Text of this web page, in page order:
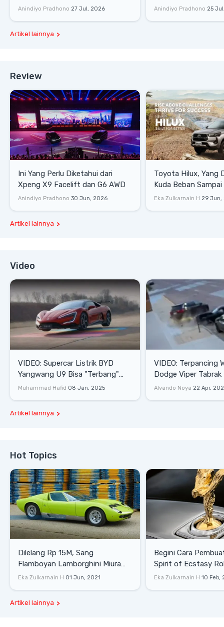
Senyap
Anindiyo Pradhono 27 Jul, 2026
di Sirkuit Mandalika
Anindiyo Pradhono 25
Artikel lainnya
Review
Ini Yang Perlu Diketahui dari
Xpeng X9 Facelift dan G6 AWD
Anindiyo Pradhono 30 Jun, 2026
Toyota Hilux, Yang
Kuda Beban
Lifestyle
Eka Zulkarnain H 29 Jun,
Artikel lainnya
Video
VIDEO: Supercar Listrik BYD
Yangwang U9 Bisa "Terbang"
Lewati Rintangan
Muhammad Hafid 08 Jan, 2025
VIDEO: Terpancing
Dodge Viper Tabrak
Saat Burnout
Alvando Noya 22 Apr,
Artikel lainnya
Hot Topics
Dilelang Rp 15M, Sang
Flamboyan Lamborghini Miura
P400 S
Eka Zulkarnain H 01 Jun, 2021
Begini Cara
Spirit of Ecstasy
Eka Zulkarnain H 10 Feb,
Artikel lainnya